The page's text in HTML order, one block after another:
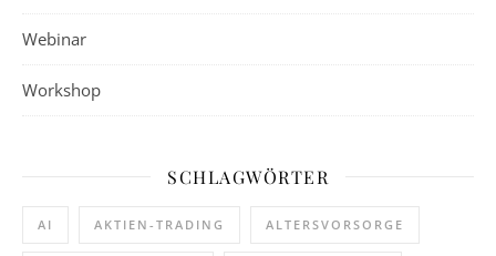
Webinar
Workshop
SCHLAGWÖRTER
AI AKTIEN-TRADING ALTERSVORSORGE